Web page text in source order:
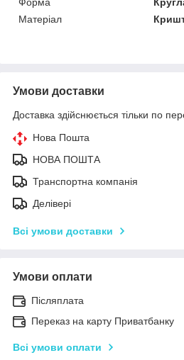
Форма
Матеріал
Умови доставки
Доставка здійснюється тільки по
Нова Пошта
НОВА ПОШТА
Транспортна компанія
Делівері
Всі умови доставки
Умови оплати
Післяплата
Переказ на карту Приватбанку
Всі умови оплати